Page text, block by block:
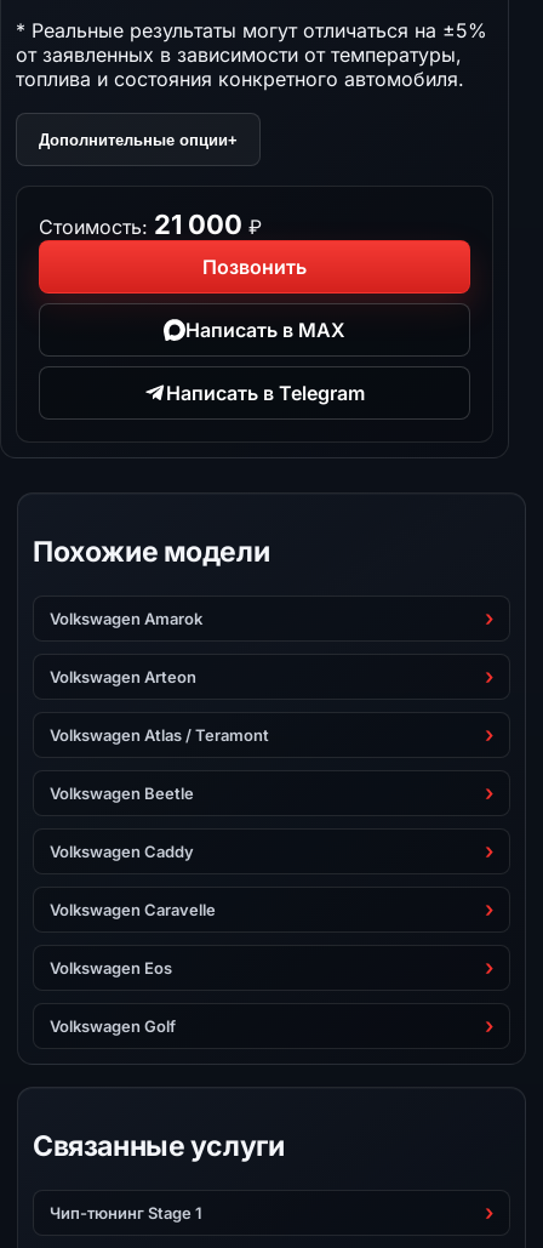
* Реальные результаты могут отличаться на ±5%
от заявленных в зависимости от температуры,
топлива и состояния конкретного автомобиля.
Дополнительные опции+
Стоимость: 21 000 ₽
Позвонить
Написать в MAX
Написать в Telegram
Похожие модели
Volkswagen Amarok
Volkswagen Arteon
Volkswagen Atlas / Teramont
Volkswagen Beetle
Volkswagen Caddy
Volkswagen Caravelle
Volkswagen Eos
Volkswagen Golf
Связанные услуги
Чип-тюнинг Stage 1